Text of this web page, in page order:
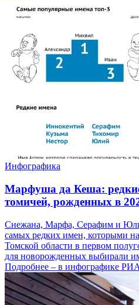
Инфографика
Марфуша да Кеша:
томичей, рожденных в
Снежана, Марфа, Серафим и
самых редких имен, которыми
Томской области в первом
для новорожденных выбирали
Подробнее – в инфографике